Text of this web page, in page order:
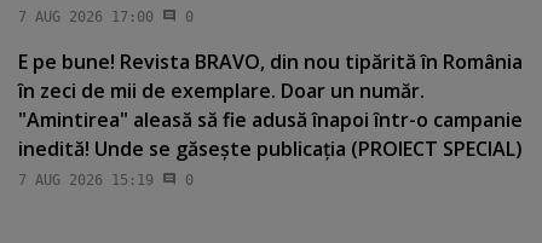
7 AUG 2026 17:00 0
E pe bune! Revista BRAVO, din nou tipărită în România
în zeci de mii de exemplare. Doar un număr.
"Amintirea" aleasă să fie adusă înapoi într-o campanie
inedită! Unde se găseşte publicaţia (PROIECT SPECIAL)
7 AUG 2026 15:19 0